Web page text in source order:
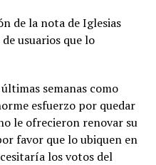
de la nota de Iglesias
usuarios que lo
semanas como
esfuerzo por quedar
le ofrecieron renovar su
favor que lo ubiquen en
los votos del